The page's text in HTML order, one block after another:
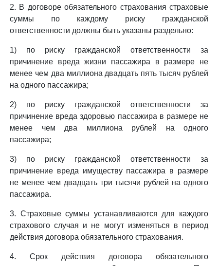
2. В договоре обязательного страхования страховые
суммы по каждому риску гражданской
ответственности должны быть указаны раздельно:
1) по риску гражданской ответственности за
причинение вреда жизни пассажира в размере не
менее чем два миллиона двадцать пять тысяч рублей
на одного пассажира;
2) по риску гражданской ответственности за
причинение вреда здоровью пассажира в размере не
менее чем два миллиона рублей на одного
пассажира;
3) по риску гражданской ответственности за
причинение вреда имуществу пассажира в размере
не менее чем двадцать три тысячи рублей на одного
пассажира.
3. Страховые суммы устанавливаются для каждого
страхового случая и не могут изменяться в период
действия договора обязательного страхования.
4. Срок действия договора обязательного